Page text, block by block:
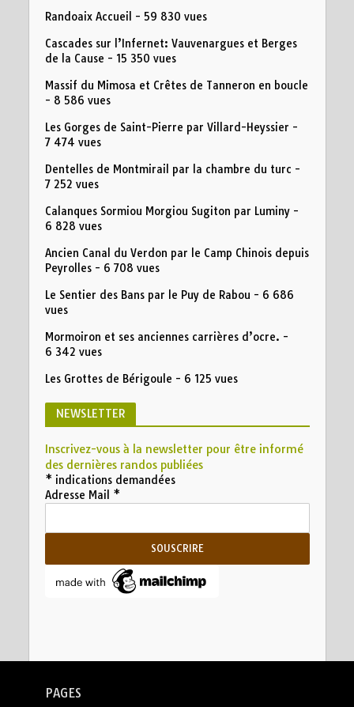
Randoaix Accueil - 59 830 vues
Cascades sur l’Infernet: Vauvenargues et Berges
de la Cause - 15 350 vues
Massif du Mimosa et Crêtes de Tanneron en boucle
- 8 586 vues
Les Gorges de Saint-Pierre par Villard-Heyssier -
7 474 vues
Dentelles de Montmirail par la chambre du turc -
7 252 vues
Calanques Sormiou Morgiou Sugiton par Luminy-
6 828 vues
Ancien Canal du Verdon par le Camp Chinois depuis
Peyrolles- 6 708 vues
Le Sentier des Bans par le Puy de Rabou - 6 686
vues
Mormoiron et ses anciennes carrières d’ocre. -
6 342 vues
Les Grottes de Bérigoule - 6 125 vues
NEWSLETTER
Inscrivez-vous à la newsletter pour être informé
des dernières randos publiées
* indications demandées
Adresse Mail *
PAGES